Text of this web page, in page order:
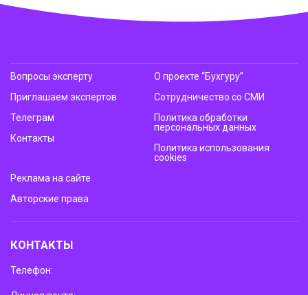
Вопросы эксперту
Приглашаем экспертов
Телеграм
Контакты
О проекте “Бухгуру”
Сотрудничество со СМИ
Политика обработки
персональных данных
Политика использования
cookies
Реклама на сайте
Авторские права
КОНТАКТЫ
Телефон: